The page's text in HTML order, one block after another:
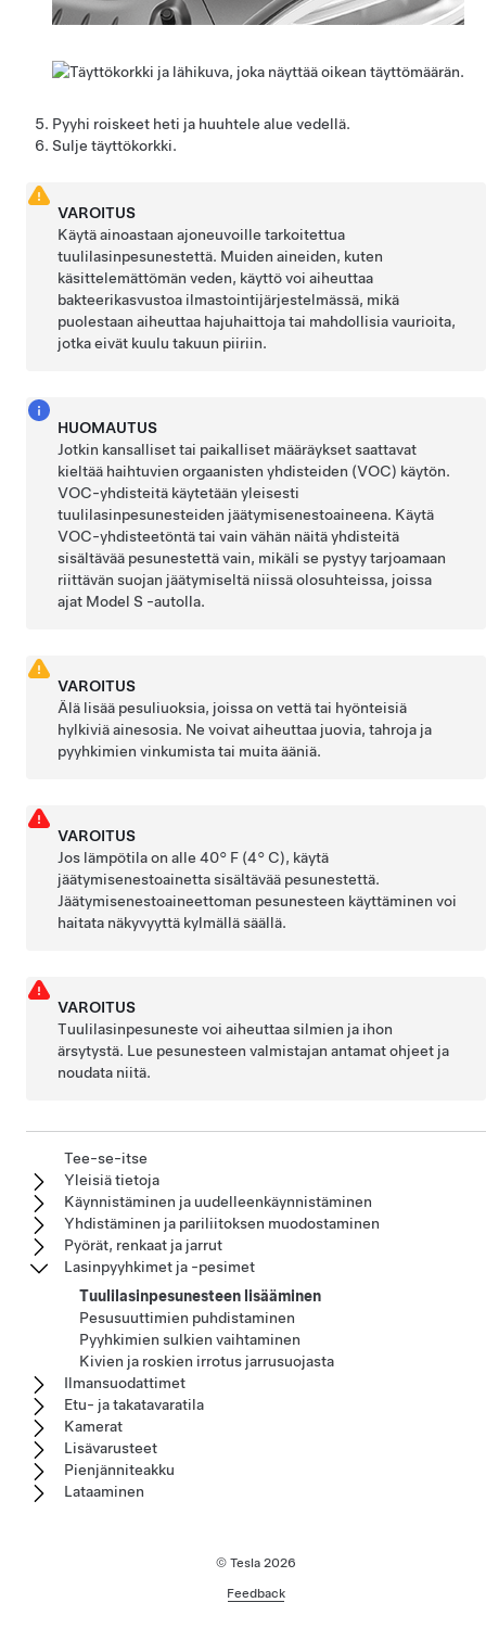
Pyyhi roiskeet heti ja huuhtele alue vedellä.
Sulje täyttökorkki.
VAROITUS
Käytä ainoastaan ajoneuvoille tarkoitettua
tuulilasinpesunestettä. Muiden aineiden, kuten
käsittelemättömän veden, käyttö voi aiheuttaa
bakteerikasvustoa ilmastointijärjestelmässä, mikä
puolestaan aiheuttaa hajuhaittoja tai mahdollisia vaurioita,
jotka eivät kuulu takuun piiriin.
HUOMAUTUS
Jotkin kansalliset tai paikalliset määräykset saattavat
kieltää haihtuvien orgaanisten yhdisteiden (VOC) käytön.
VOC-yhdisteitä käytetään yleisesti
tuulilasinpesunesteiden jäätymisenestoaineena. Käytä
VOC-yhdisteetöntä tai vain vähän näitä yhdisteitä
sisältävää pesunestettä vain, mikäli se pystyy tarjoamaan
riittävän suojan jäätymiseltä niissä olosuhteissa, joissa
ajat Model S -autolla.
VAROITUS
Älä lisää pesuliuoksia, joissa on vettä tai hyönteisiä
hylkiviä ainesosia. Ne voivat aiheuttaa juovia, tahroja ja
pyyhkimien vinkumista tai muita ääniä.
VAROITUS
Jos lämpötila on alle40° F (4° C), käytä
jäätymisenestoainetta sisältävää pesunestettä.
Jäätymisenestoaineettoman pesunesteen käyttäminen voi
haitata näkyvyyttä kylmällä säällä.
VAROITUS
Tuulilasinpesuneste voi aiheuttaa silmien ja ihon
ärsytystä. Lue pesunesteen valmistajan antamat ohjeet ja
noudata niitä.
Tee-se-itse
Yleisiä tietoja
Käynnistäminen ja uudelleenkäynnistäminen
Yhdistäminen ja pariliitoksen muodostaminen
Pyörät, renkaat ja jarrut
Lasinpyyhkimet ja -pesimet
Tuulilasinpesunesteen lisääminen
Pesusuuttimien puhdistaminen
Pyyhkimien sulkien vaihtaminen
Kivien ja roskien irrotus jarrusuojasta
Ilmansuodattimet
Etu- ja takatavaratila
Kamerat
Lisävarusteet
Pienjänniteakku
Lataaminen
© Tesla 2026
Feedback